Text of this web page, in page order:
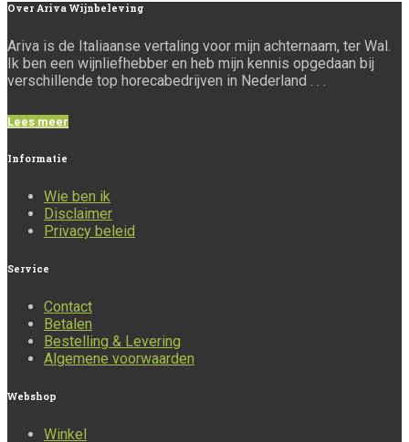
Over Ariva Wijnbeleving
Ariva is de Italiaanse vertaling voor mijn achternaam, ter Wal.
Ik ben een wijnliefhebber en heb mijn kennis opgedaan bij
verschillende top horecabedrijven in Nederland . . .
Lees meer
Informatie
Wie ben ik
Disclaimer
Privacy beleid
Service
Contact
Betalen
Bestelling & Levering
Algemene voorwaarden
Webshop
Winkel